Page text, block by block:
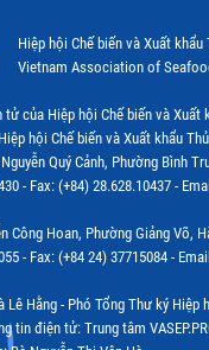
Hiệp hội Chế biến và Xuất khẩu
Vietnam Association of
của Hiệp hội Chế biến và Xuất
hội Chế biến và Xuất khẩu
Quý Cảnh, Phường Bình
- Fax: (+84) 28.628.10437 -
Công Hoan, Phường Giảng Võ,
- Fax: (+84 24) 37715084 -
Lê Hằng - Phó Tổng Thư ký Hiệp
tin điện tử: Trung tâm